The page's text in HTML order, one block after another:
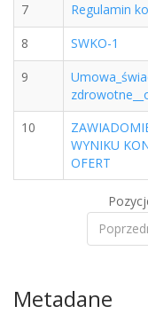
7 Regulamin
8 SWKO-1
9
10
WYNIKU
OFERT
Metadane